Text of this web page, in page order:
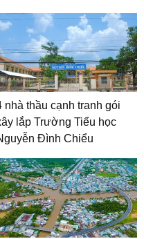
nhà thầu cạnh tranh gói
lắp Trường Tiểu học
Đình Chiểu